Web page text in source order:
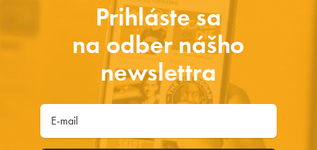
Prihláste sa
na odber nášho
newslettra